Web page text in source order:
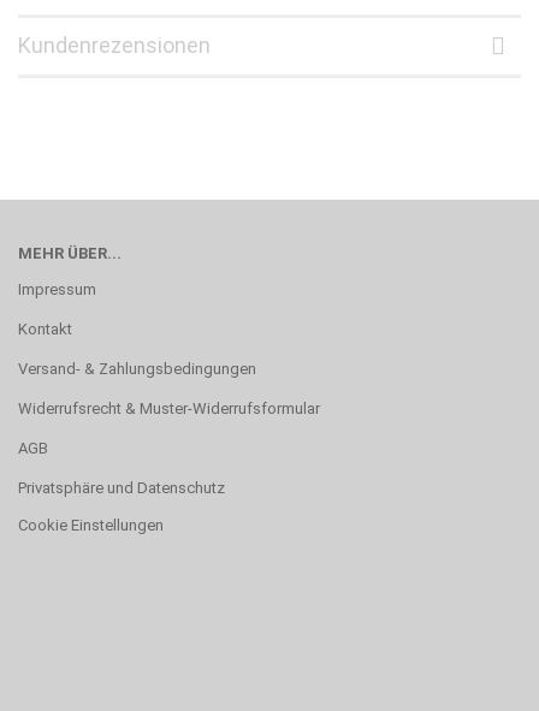
Kundenrezensionen
MEHR ÜBER...
Impressum
Kontakt
Versand- & Zahlungsbedingungen
Widerrufsrecht & Muster-Widerrufsformular
AGB
Privatsphäre und Datenschutz
Cookie Einstellungen